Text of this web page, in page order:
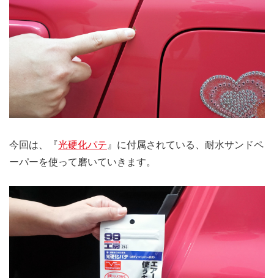
今回は、『光硬化パテ 』に付属されている、耐水サンドペ
ーパーを使って磨いていきます。